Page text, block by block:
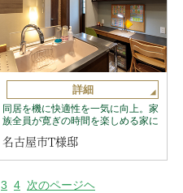
詳細
同居を機に快適性を一気に向上。家
族全員が寛ぎの時間を楽しめる家に
名古屋市T様邸
3 4 次のページヘ